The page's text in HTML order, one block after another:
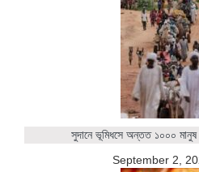
সুদানে ভূমিধসে অন্তত ১০০০ মানুষ
September 2,